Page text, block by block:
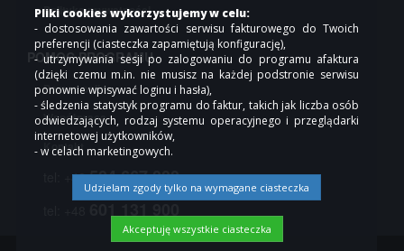
Polityka prywatności
POMOC PROGRAMU
Pomoc online
Współpraca
Kontakt
tel: +48504 667 000
Pliki cookies wykorzystujemy w celu:
- dostosowania zawartości serwisu fakturowego do Twoich
preferencji (ciasteczka zapamiętują konfigurację),
- utrzymywania sesji po zalogowaniu do programu afaktura
(dzięki czemu m.in. nie musisz na każdej podstronie serwisu
ponownie wpisywać loginu i hasła),
- śledzenia statystyk programu do faktur, takich jak liczba osób
odwiedzających, rodzaj systemu operacyjnego i przeglądarki
internetowej użytkowników,
- w celach marketingowych.
Udzielam zgody tylko na wymagane ciasteczka
Akceptuję wszystkie ciasteczka